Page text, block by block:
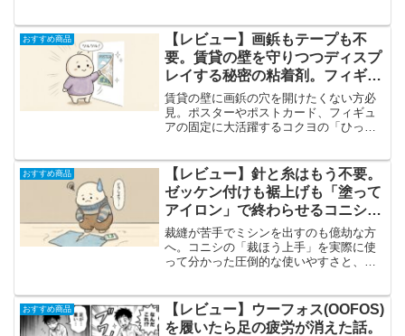
おすすめ商品
【レビュー】画鋲もテープも不
要。賃貸の壁を守りつつディスプ
レイする秘密の粘着剤。フィギュ
アの転倒防止にも
賃貸の壁に画鋲の穴を開けたくない方必
見。ポスターやポストカード、フィギュ
アの固定に大活躍するコクヨの「ひっつ
しいデメリットまで徹底解説。
おすすめ商品
【レビュー】針と糸はもう不要。
ゼッケン付けも裾上げも「塗って
アイロン」で終わらせるコニシの
裁ほう上手
裁縫が苦手でミシンを出すのも億劫な方
へ。コニシの「裁ほう上手」を実際に使
って分かった圧倒的な使いやすさと、生
使わずにゼッケン付けや裾上げを終わら
せたい方は必見です。
おすすめ商品
【レビュー】ウーフォス(OOFOS)
を履いたら足の疲労が消えた話。